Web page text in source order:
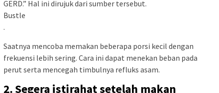
GERD.” Hal ini dirujuk dari sumber tersebut.
Bustle
.
Saatnya mencoba memakan beberapa porsi kecil dengan
frekuensi lebih sering. Cara ini dapat menekan beban pada
perut serta mencegah timbulnya refluks asam.
2. Segera istirahat setelah makan